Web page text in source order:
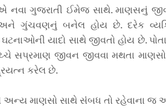
નવા ગુજરાતી ઈમેજ સાથે. માણસનું
ગુંચવણનું બનેલ હોય છે. દરેક
યાદો સાથે જીવતો હોય છે.
જીવન જીવવા મથતા
કરેલ છે.
માણસો સાથે સંંબધ તો રહેવાના જ